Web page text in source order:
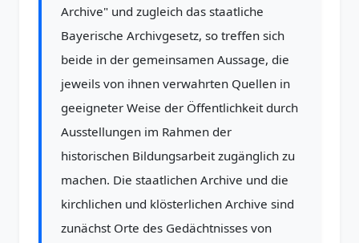
Archive" und zugleich das staatliche
Bayerische Archivgesetz, so treffen sich
beide in der gemeinsamen Aussage, die
jeweils von ihnen verwahrten Quellen in
geeigneter Weise der Öffentlichkeit durch
Ausstellungen im Rahmen der
historischen Bildungsarbeit zugänglich zu
machen. Die staatlichen Archive und die
kirchlichen und klösterlichen Archive sind
zunächst Orte des Gedächtnisses von